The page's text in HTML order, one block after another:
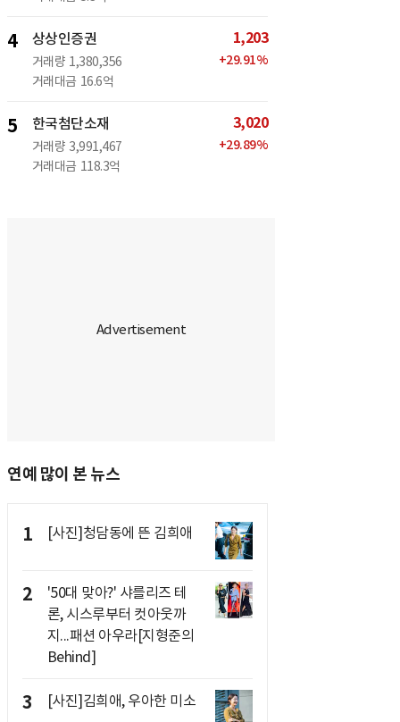
4 상상인증권
거래량 1,380,356
거래대금 16.6억
1,203
+29.91%
5 한국첨단소재
거래량 3,991,467
거래대금 118.3억
3,020
+29.89%
연예 많이 본 뉴스
1 [사진]청담동에 뜬 김희애
2
'50대 맞아?' 샤를리즈 테
론, 시스루부터 컷아웃까
지...패션 아우라[지형준의
Behind]
3 [사진]김희애, 우아한 미소